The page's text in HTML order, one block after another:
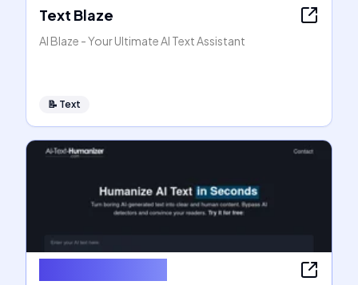
Text Blaze
AI Blaze - Your Ultimate AI Text Assistant
📝 Text